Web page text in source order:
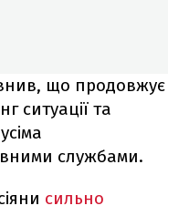
що продовжує
ситуації та
службами.
сильно